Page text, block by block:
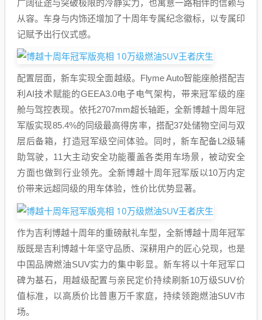
广阔征途与突破极限的冷静实力，也寓意一路相伴的信赖与
从容。车身与内饰还增加了十周年专属纪念徽标，以专属印
记赋予出行仪式感。
配置层面，新车实现全面越级。Flyme Auto智能座舱搭配吉
利AI技术赋能的GEEA3.0电子电气架构，带来冠军级的座
舱与驾控表现。依托2707mm超长轴距，全新博越十周年冠
军版实现85.4%的同级最高得房率，搭配37处储物空间与双
层后备箱，打造冠军级空间体验。同时，新车配备L2级辅
助驾驶，11大主动安全功能覆盖各类用车场景，被动安全
方面也做到行业领先。全新博越十周年冠军版以10万内定
价带来远超同级的用车体验，性价比优势显著。
作为吉利博越十周年的重磅献礼车型，全新博越十周年冠军
版既是吉利博越十年坚守品质、深耕用户的匠心兑现，也是
中国品牌燃油SUV实力的集中彰显。新车将以十年冠军口
碑为基石，用越级配置与亲民定价持续刷新10万级SUV价
值标准，以高质价比普惠万千家庭，持续领跑燃油SUV市
场。